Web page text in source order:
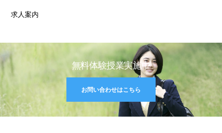
求人案内
無料体験授業実施中
お問い合わせはこちら